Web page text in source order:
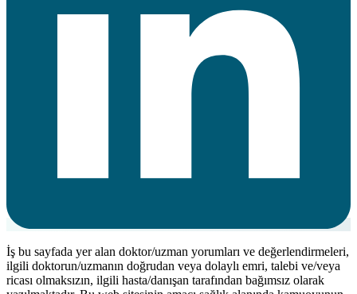
İş bu sayfada yer alan doktor/uzman yorumları ve değerlendirmeleri,
ilgili doktorun/uzmanın doğrudan veya dolaylı emri, talebi ve/veya
ricası olmaksızın, ilgili hasta/danışan tarafından bağımsız olarak